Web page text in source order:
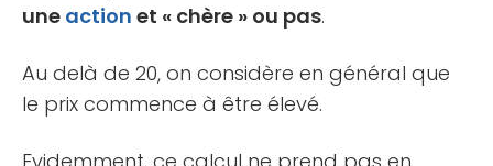
une action et « chère » ou pas.
Au delà de 20, on considère en général que
le prix commence à être élevé.